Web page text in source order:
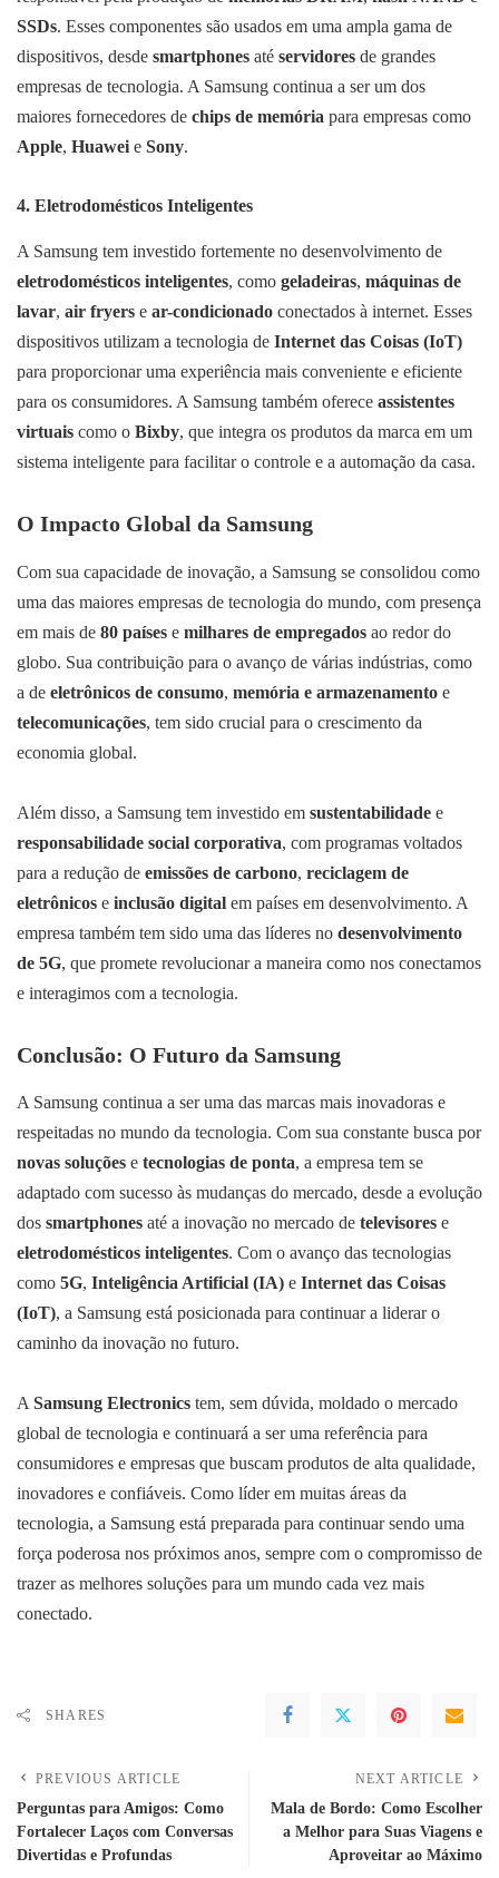
SSDs. Esses componentes são usados em uma ampla gama de
dispositivos, desde smartphones até servidores de grandes
empresas de tecnologia. A Samsung continua a ser um dos
maiores fornecedores de chips de memória para empresas como
Apple, Huaweie Sony.
4. Eletrodomésticos Inteligentes
A Samsung tem investido fortemente no desenvolvimento de
eletrodomésticos inteligentes, como geladeiras, máquinas de
lavar, air fryers e ar-condicionado conectados à internet. Esses
dispositivos utilizam a tecnologia de Internet das Coisas (IoT)
para proporcionar uma experiência mais conveniente e eficiente
para os consumidores. A Samsung também oferece assistentes
virtuais como o Bixby, que integra os produtos da marca em um
sistema inteligente para facilitar o controle e a automação da casa.
O Impacto Global da Samsung
Com sua capacidade de inovação, a Samsung se consolidou como
uma das maiores empresas de tecnologia do mundo, com presença
em mais de 80 países e milhares de empregados ao redor do
globo. Sua contribuição para o avanço de várias indústrias, como
a de eletrônicos de consumo, memória e armazenamento e
telecomunicações, tem sido crucial para o crescimento da
economia global.
Além disso, a Samsung tem investido em sustentabilidade e
responsabilidade social corporativa, com programas voltados
para a redução de emissões de carbono, reciclagem de
eletrônicos e inclusão digital em países em desenvolvimento. A
empresa também tem sido uma das líderes no desenvolvimento
de 5G, que promete revolucionar a maneira como nos conectamos
e interagimos com a tecnologia.
Conclusão: O Futuro da Samsung
A Samsung continua a ser uma das marcas mais inovadoras e
respeitadas no mundo da tecnologia. Com sua constante busca por
novas soluções e tecnologias de ponta, a empresa tem se
adaptado com sucesso às mudanças do mercado, desde a evolução
dos smartphones até a inovação no mercado de televisores e
eletrodomésticos inteligentes. Com o avanço das tecnologias
como 5G, Inteligência Artificial (IA) e Internet das Coisas
(IoT), a Samsung está posicionada para continuar a liderar o
caminho da inovação no futuro.
ASamsung Electronics tem, sem dúvida, moldado o mercado
global de tecnologia e continuará a ser uma referência para
consumidores e empresas que buscam produtos de alta qualidade,
inovadores e confiáveis. Como líder em muitas áreas da
tecnologia, a Samsung está preparada para continuar sendo uma
força poderosa nos próximos anos, sempre com o compromisso de
trazer as melhores soluções para um mundo cada vez mais
conectado.
SHARES
PREVIOUS ARTICLE
Perguntas para Amigos: Como
Fortalecer Laços com Conversas
Divertidas e Profundas
NEXT ARTICLE
Mala de Bordo: Como Escolher
a Melhor para Suas Viagens e
Aproveitar ao Máximo